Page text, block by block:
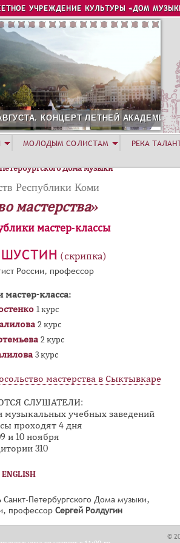
navigation
УЧРЕЖДЕНИЕ КУЛЬТУРЫ «ДОМ
АКАДЕМИИ. РОЗА ХУТОР
Дома музыки
Республики Коми
мастерства»
мастер-классы
ШУСТИН (скрипка)
России, профессор
мастер-класса:
1 курс
2 курс
2 курс
3 курс
мастерства в Сыктывкаре
СЛУШАТЕЛИ:
музыкальных учебных заведений
проходят 4 дня
и 10 ноября
310
Петербургского Дома музыки,
профессор Сергей Ролдугин
МОЛОДЫМ СОЛИСТАМ РЕКА
©